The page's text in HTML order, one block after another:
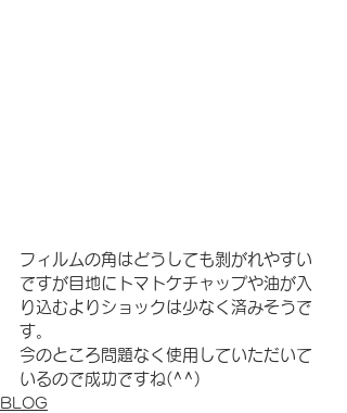
フィルムの角はどうしても剝がれやすい
ですが目地にトマトケチャップや油が入
り込むよりショックは少なく済みそうで
す。
今のところ問題なく使用していただいて
いるので成功ですね(^^)
BLOG